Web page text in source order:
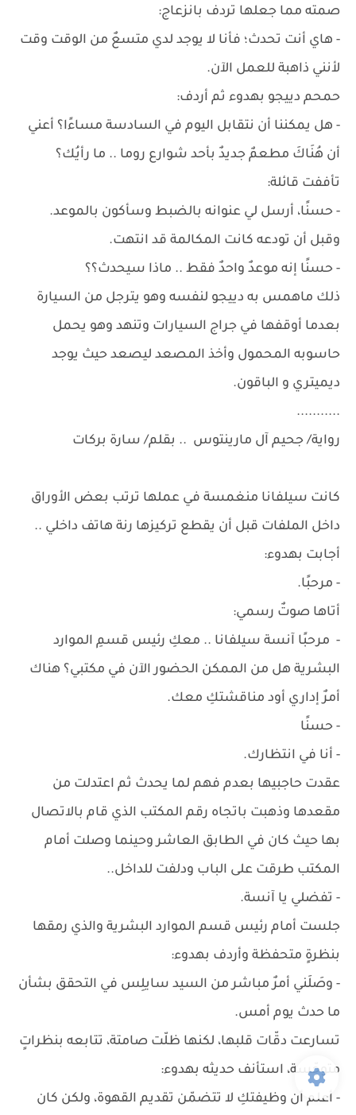
صمته مما جعلها تردف بانزعاج:
- هاي أنت تحدث؛ فأنا لا يوجد لدي متسعٌ من الوقت وقت
لأنني ذاهبة للعمل الآن.
حمحم دييجو بهدوء ثم أردف:
- هل يمكننا أن نتقابل اليوم في السادسة مساءًا؟ أعني
أن هُنَاكَ مطعمٌ جديدٌ بأحد شوارع روما .. ما رأيُك؟
تأففت قائلة:
- حسنًا، أرسل لي عنوانه بالضبط وسأكون بالموعد.
وقبل أن تودعه كانت المكالمة قد انتهت.
- حسنًا إنه موعدٌ واحدٌ فقط .. ماذا سيحدث؟؟
ذلك ماهمس به دييجو لنفسه وهو يترجل من السيارة
بعدما أوقفها في جراج السيارات وتنهد وهو يحمل
حاسوبه المحمول وأخذ المصعد ليصعد حيث يوجد
ديميتري و الباقون.
...........
رواية/ جحيم آل مارينتوس .. بقلم/ سارة بركات
كانت سيلفانا منغمسة في عملها ترتب بعض الأوراق
داخل الملفات قبل أن يقطع تركيزها رنة هاتف داخلي ..
أجابت بهدوء:
- مرحبًا.
أتاها صوتٌ رسمي:
- مرحبًا آنسة سيلفانا .. معكِ رئيس قسمِ الموارد
البشرية هل من الممكن الحضور الآن في مكتبي؟ هناك
أمرٌ إداري أود مناقشتكِ معك.
- حسنًا
- أنا في انتظارك.
عقدت حاجبيها بعدم فهم لما يحدث ثم اعتدلت من
مقعدها وذهبت باتجاه رقم المكتب الذي قام بالاتصال
بها حيث كان في الطابق العاشر وحينما وصلت أمام
المكتب طرقت على الباب ودلفت للداخل..
- تفضلي يا آنسة.
جلست أمام رئيس قسم الموارد البشرية والذي رمقها
بنظرةٍ متحفظة وأردف بهدوء:
- وصَلَني أمرٌ مباشر من السيد سايلِس في التحقق بشأن
ما حدث يوم أمس.
تسارعت دقّات قلبها، لكنها ظلّت صامتة، تتابعه بنظراتٍ
متوجّسة، استأنف حديثه بهدوء:
- أعلم أن وظيفتكِ لا تتضمّن تقديم القهوة، ولكن كان